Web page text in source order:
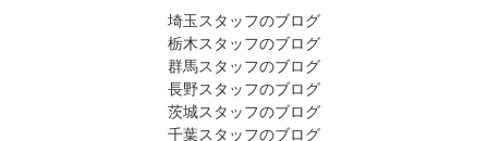
埼玉スタッフのブログ
栃木スタッフのブログ
群馬スタッフのブログ
長野スタッフのブログ
茨城スタッフのブログ
千葉スタッフのブログ